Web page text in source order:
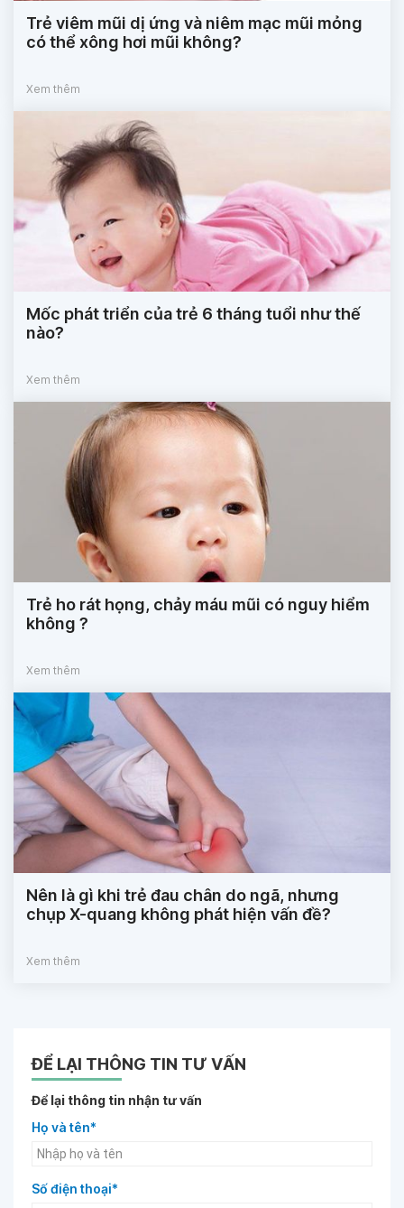
Trẻ viêm mũi dị ứng và niêm mạc mũi mỏng
có thể xông hơi mũi không?
Xem thêm
Mốc phát triển của trẻ 6 tháng tuổi như thế
nào?
Xem thêm
Trẻ ho rát họng, chảy máu mũi có nguy hiểm
không ?
Xem thêm
Nên là gì khi trẻ đau chân do ngã, nhưng
chụp X-quang không phát hiện vấn đề?
Xem thêm
ĐỂ LẠI THÔNG TIN TƯ VẤN
Để lại thông tin nhận tư vấn
Họ và tên*
Số điện thoại*